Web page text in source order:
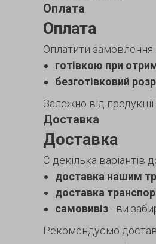
Оплата
Оплата
Оплатити
готівкою при
безготівковий
Залежно від
Доставка
Доставка
Є декілька варіантів
доставка нашим
доставка
самовивіз- ви
Рекомендуємо